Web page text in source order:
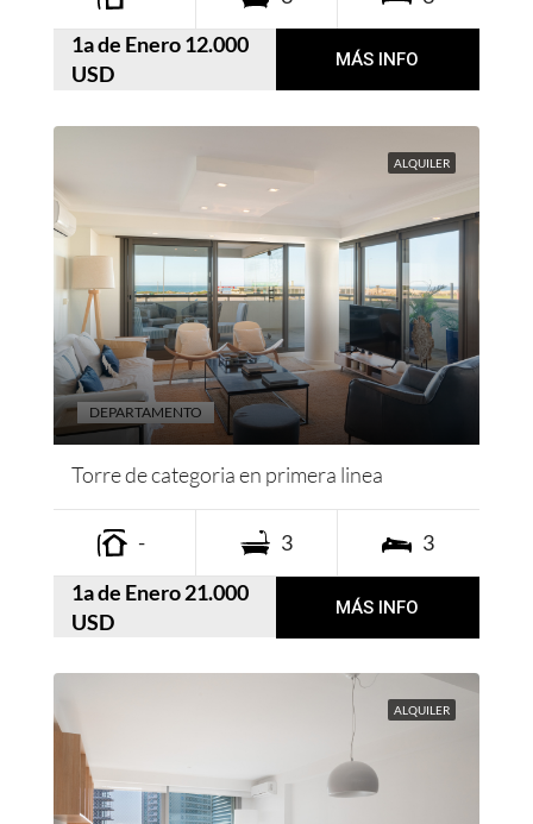
1a de Enero 12.000
USD
MÁS INFO
ALQUILER
Torre de categoria en primera linea
- 3 3
DEPARTAMENTO
1a de Enero 21.000
USD
MÁS INFO
ALQUILER